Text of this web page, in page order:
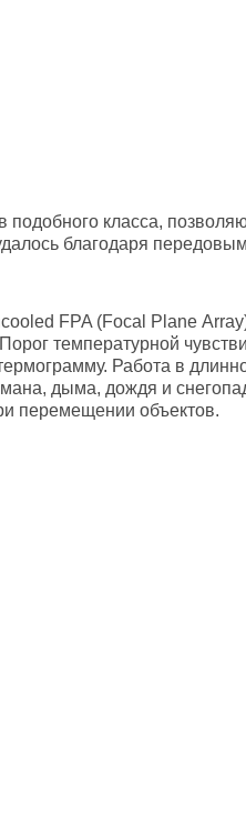
подобного класса,
благодаря
FPA (Focal Planе
температурной
Работа в
дыма, дождя и
перемещении объектов.